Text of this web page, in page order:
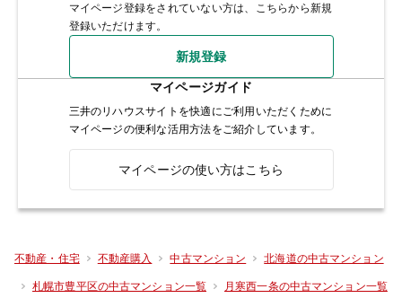
マイページ登録をされていない方は、こちらから新規
登録いただけます。
新規登録
マイページガイド
三井のリハウスサイトを快適にご利用いただくために
マイページの便利な活用方法をご紹介しています。
マイページの使い方はこちら
不動産・住宅 不動産購入 中古マンション 北海道の中古マンション
札幌市豊平区の中古マンション一覧 月寒西一条の中古マンション一覧